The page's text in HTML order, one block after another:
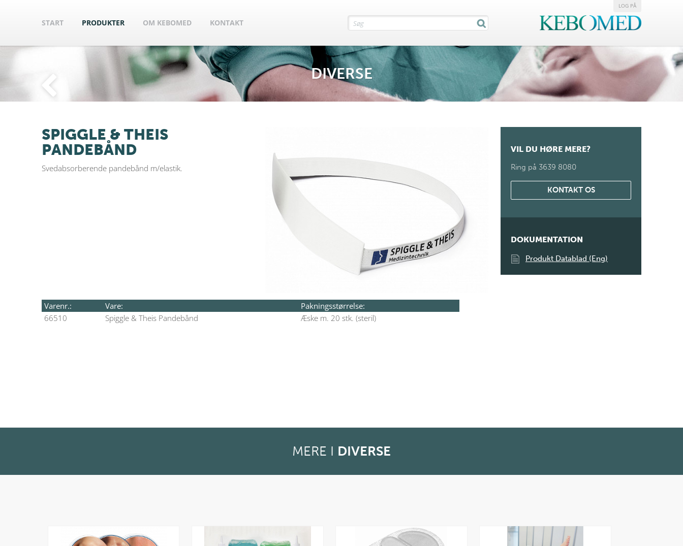
START PRODUKTER OM KEBOMED KONTAKT
LOG PÅ
DIVERSE
SPIGGLE & THEIS
PANDEBÅND
Svedabsorberende pandebånd m/elastik.
Varenr.: Vare:
Pakningsstørrelse:
66510
Spiggle & Theis Pandebånd Æske m. 20 stk. (steril)
VIL DU HØRE MERE?
Ring på 3639 8080
KONTAKT OS
DOKUMENTATION
Produkt Datablad (Eng)
MERE I DIVERSE